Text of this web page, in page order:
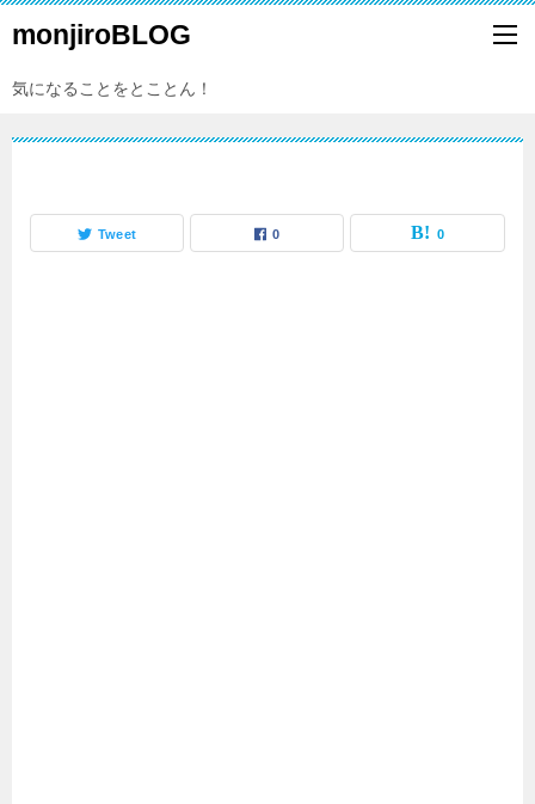
monjiroBLOG
気になることをとことん！
Tweet 0 0